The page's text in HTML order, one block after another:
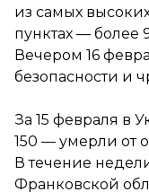
из самых
пунктах — более
Вечером 16
безопасности и
За 15 февраля в
150 — умерли от
В течение
Франковской